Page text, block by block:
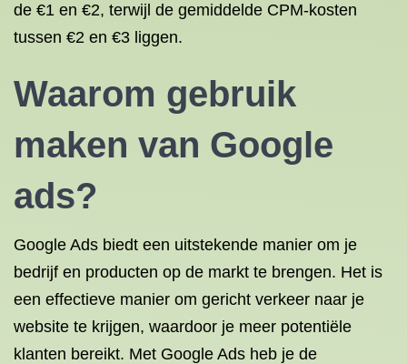
de €1 en €2, terwijl de gemiddelde CPM-kosten
tussen €2 en €3 liggen.
Waarom gebruik
maken van Google
ads?
Google Ads biedt een uitstekende manier om je
bedrijf en producten op de markt te brengen. Het is
een effectieve manier om gericht verkeer naar je
website te krijgen, waardoor je meer potentiële
klanten bereikt. Met Google Ads heb je de